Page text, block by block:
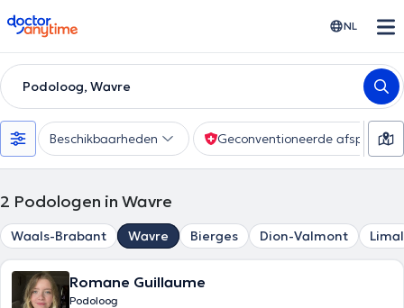
doctoranytime NL
Podoloog, Wavre
Beschikbaarheden Geconventioneerde afspraak
2 Podologen in Wavre
Waals-Brabant Wavre Bierges Dion-Valmont Limal
Romane Guillaume
Podoloog